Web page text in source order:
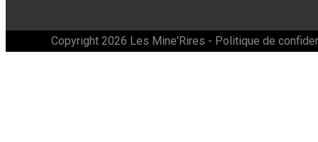
Copyright 2026 Les Mine'Rires - Politique de